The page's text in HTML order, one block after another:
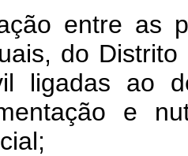
entre as
do
ligadas ao
e